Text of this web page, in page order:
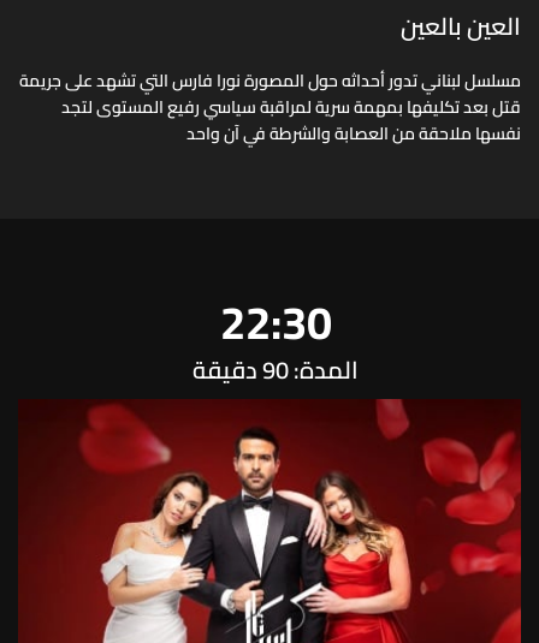
العين بالعين
مسلسل لبناني تدور أحداثه حول المصورة نورا فارس التي تشهد على جريمة
قتل بعد تكليفها بمهمة سرية لمراقبة سياسي رفيع المستوى لتجد
نفسها ملاحقة من العصابة والشرطة في آن واحد
22:30
المدة: 90 دقيقة